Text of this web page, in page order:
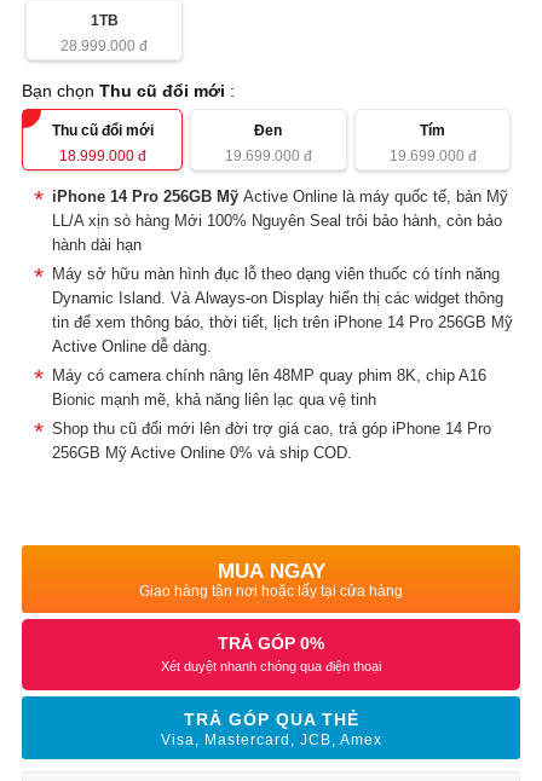
1TB
28.999.000 đ
Bạn chọnThu cũ đổi mới :
Thu cũ đổi mới
18.999.000đ
Đen
19.699.000đ
Tím
19.699.000đ
iPhone 14 Pro 256GB MỹActive Online là máy quốc tế, bản Mỹ
LL/A xịn sò hàng Mới 100% Nguyên Seal trôi bảo hành, còn bảo
hành dài hạn
Máy sở hữu màn hình đục lỗ theo dạng viên thuốc có tính năng
Dynamic Island. Và Always-on Display hiển thị các widget thông
tin để xem thông báo, thời tiết, lịch trên iPhone 14 Pro 256GB Mỹ
Active Online dễ dàng.
Máy có camera chính nâng lên 48MP quay phim 8K, chip A16
Bionic mạnh mẽ, khả năng liên lạc qua vệ tinh
Shop thu cũ đổi mới lên đời trợ giá cao, trả góp iPhone 14 Pro
256GB Mỹ Active Online 0% và ship COD.
MUA NGAY
Giao hàng tận nơi hoặc lấy tại cửa hàng
TRẢ GÓP 0%
Xét duyệt nhanh chóng qua điện thoại
TRẢ GÓP QUA THẺ
Visa, Mastercard, JCB, Amex